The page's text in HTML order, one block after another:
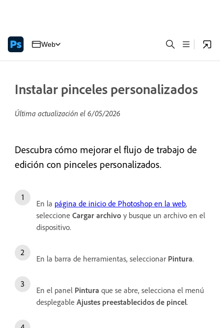
Web
Instalar pinceles personalizados
Última actualización el 6/05/2026
Descubra cómo mejorar el flujo de trabajo de
edición con pinceles personalizados.
En la página de inicio de Photoshop en la web,
seleccione Cargar archivo y busque un archivo en el
dispositivo.
En la barra de herramientas, seleccionar Pintura.
En el panel Pintura que se abre, selecciona el menú
desplegable Ajustes preestablecidos de pincel.